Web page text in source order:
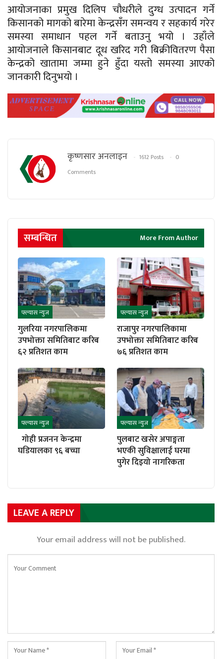
आयोजनाका प्रमुख दिलिप चौधरीले दुग्ध उत्पादन गर्ने
किसानको मागको बारेमा केन्द्रसँग समन्वय र सहकार्य गरेर
समस्या समाधान पहल गर्ने बताउनु भयो । उहाँले
आयोजनाले किसानबाट दूधखरिद गरी बिक्रीवितरणपैसा
केन्द्रको खातामा जम्मा हुने हुँदा यस्तो समस्या आएको
जानकारी दिनुभयो ।
कृष्णसार अनलाइन 1612 Posts
0
Comments
सम्बन्धित More From Author
फ्ल्यास न्युज
गुलरिया नगरपालिकमा
उपभोक्ता समितिबाट करिब
६२ प्रतिशत काम
फ्ल्यास न्युज
राजापुर नगरपालिकामा
उपभोक्ता समितिबाट करिब
७६ प्रतिशत काम
फ्ल्यास न्युज
गोही प्रजनन केन्द्रमा
घडियालका ९६ बच्चा
फ्ल्यास न्युज
पुलबाट खसेर अपाङ्गता
भएकी सुविक्षालाई घरमा
पुगेर दिइयो नागरिकता
LEAVE A REPLY
Your email address will not be published.